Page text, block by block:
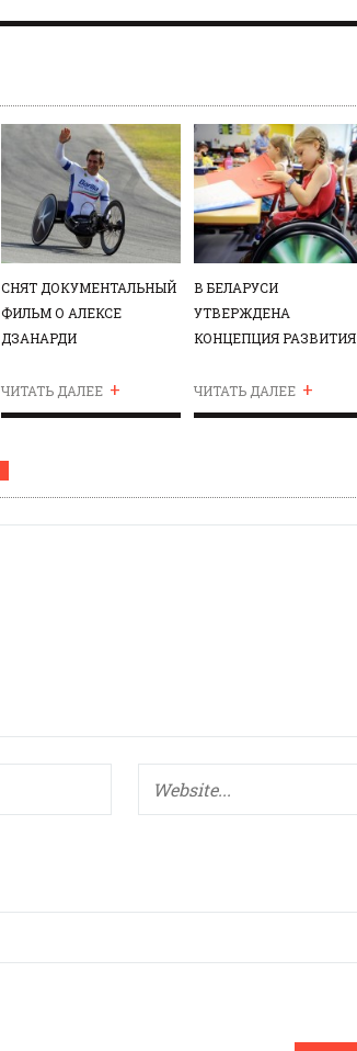
СНЯТ ДОКУМЕНТАЛЬНЫЙ
ФИЛЬМ О АЛЕКСЕ
ДЗАНАРДИ
ЧИТАТЬ ДАЛЕЕ +
В БЕЛАРУСИ
УТВЕРЖДЕНА
КОНЦЕПЦИЯ РАЗВИТИЯ
ОБРАЗОВАНИЯ ЛИЦ С
ОСОБЕННОСТЯМИ
ЧИТАТЬ ДАЛЕЕ +